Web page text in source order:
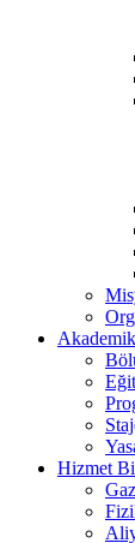
Akademik
Hizmet